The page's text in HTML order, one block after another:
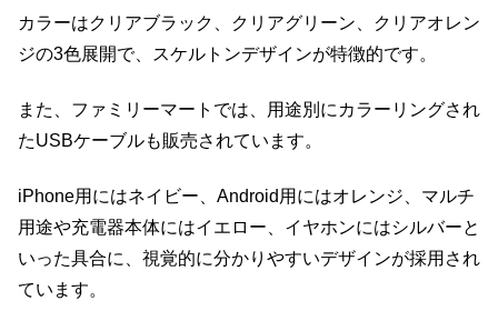
カラーはクリアブラック、クリアグリーン、クリアオレン
ジの3色展開で、スケルトンデザインが特徴的です。
また、ファミリーマートでは、用途別にカラーリングされ
たUSBケーブルも販売されています。
iPhone用にはネイビー、Android用にはオレンジ、マルチ
用途や充電器本体にはイエロー、イヤホンにはシルバーと
いった具合に、視覚的に分かりやすいデザインが採用され
ています。